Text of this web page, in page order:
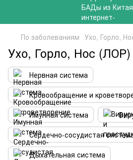
По заболеваниям Ухо, Горло,
Ухо, Горло, Нос (ЛОР)
Нервная система
Кровообращение и
Имунная система
Сердечно-сосудистая
Дыхательная система